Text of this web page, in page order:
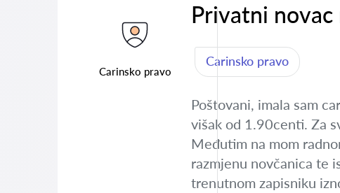
Carinsko pravo
Privatni
Carinsko pravo
Poštovani, imala sam
višak od 1.90centi. Za
Međutim na mom
razmjenu novčanica te
trenutnom zapisniku